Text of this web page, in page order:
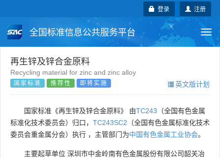
注册
登录
全国标准信息公共服务平台
国家标准
团体标准 企业标准 国际标准
国外标准 技术委员会
再生锌及锌合金原料
Recycling material for zinc and zinc alloy
国家标准 推荐性 即将实施 英文版计划
国家标准《再生锌及锌合金原料》 由TC243 （全国有色金属
标准化技术委员会）归口， TC243SC2 （全国有色金属标准化技术
委员会重金属分会）执行 ，主管部门为中国有色金属工业协会。
主要起草单位 深圳市中金岭南有色金属股份有限公司韶关冶